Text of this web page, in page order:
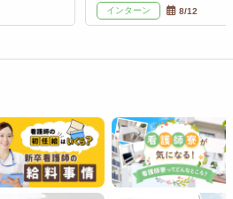
インターン 8/12